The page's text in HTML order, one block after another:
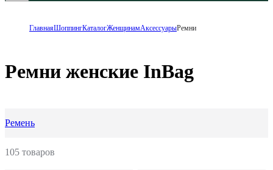
ГлавнаяШоппингКаталогЖенщинамАксессуарыРемни
Ремни женские InBag
Ремень
105 товаров